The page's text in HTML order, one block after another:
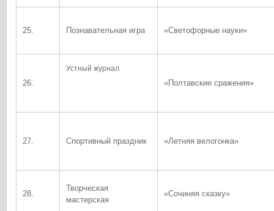
25. Познавательная игра «Светофорные науки»
26.
Устный журнал
«Полтавские сражения»
27. Спортивный праздник «Летняя велогонка»
28.
Творческая
мастерская
«Сочиняя сказку»